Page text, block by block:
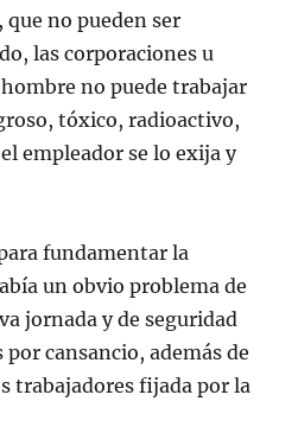
que no pueden ser
las corporaciones u
no puede trabajar
tóxico, radioactivo,
empleador se lo exija y
fundamentar la
un obvio problema de
jornada y de seguridad
cansancio, además de
trabajadores fijada por la